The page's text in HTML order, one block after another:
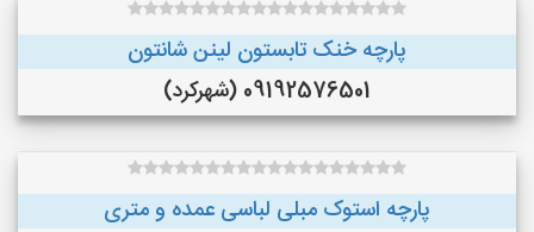
پارچه خنک تابستون لینن شانتون
09192576501 (شهرکرد)
پارچه استوک مبلی لباسی عمده و متری